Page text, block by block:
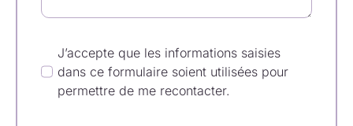
J’accepte que les informations saisies
dans ce formulaire soient utilisées pour
permettre de me recontacter.